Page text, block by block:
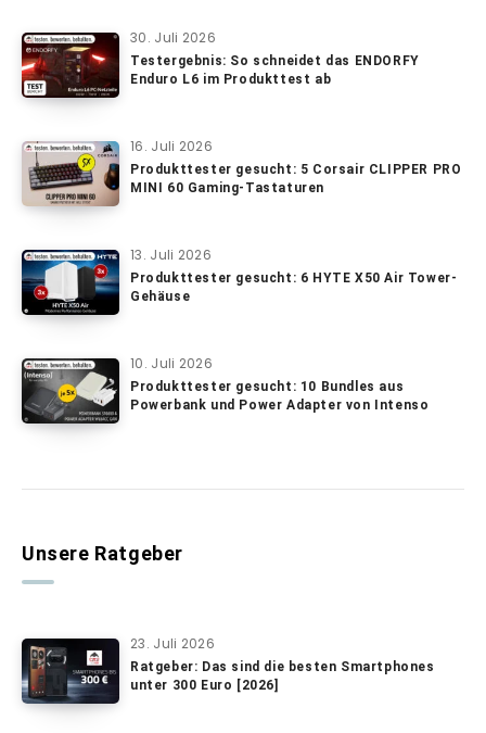
30. Juli 2026
Testergebnis: So schneidet das ENDORFY
Enduro L6 im Produkttest ab
16. Juli 2026
Produkttester gesucht: 5 Corsair CLIPPER PRO
MINI 60 Gaming-Tastaturen
13. Juli 2026
Produkttester gesucht: 6 HYTE X50 Air Tower-
Gehäuse
10. Juli 2026
Produkttester gesucht: 10 Bundles aus
Powerbank und Power Adapter von Intenso
Unsere Ratgeber
23. Juli 2026
Ratgeber: Das sind die besten Smartphones
unter 300 Euro [2026]